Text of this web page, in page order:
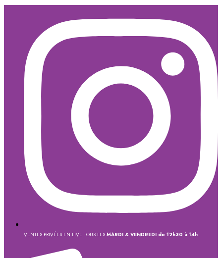
VENTES PRIVÉES EN LIVE TOUS LES MARDI & VENDREDI de 12h30 à 14h